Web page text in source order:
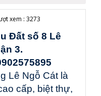
xem : 3273
Đất số 8 Lê
3.
Lê Ngỗ Cát là
cấp, biệt thự,